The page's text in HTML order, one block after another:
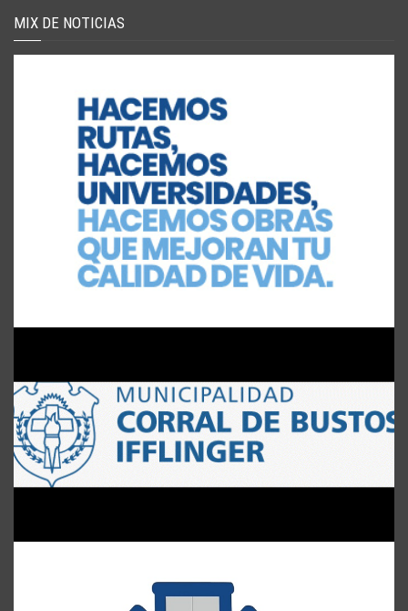
MIX DE NOTICIAS